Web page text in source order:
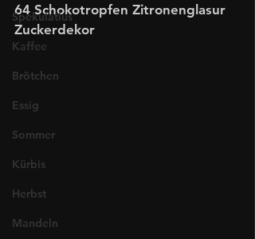
Spekulatius
Kaffee
Brötchen
Essig
Sommer
Kürbis
Herbst
Mandeln
64 Schokotropfen Zitronenglasur
Zuckerdekor